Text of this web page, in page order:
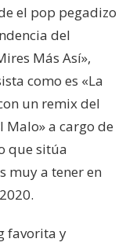
el pop pegadizo
del
Más Así»,
como es «La
un remix del
Malo» a cargo de
que sitúa
muy a tener en
favorita y